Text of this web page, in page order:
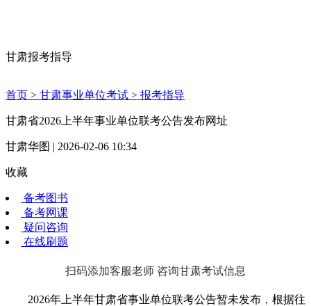
甘肃报考指导
首页 > 甘肃事业单位考试 > 报考指导
甘肃省2026上半年事业单位联考公告发布网址
甘肃华图 | 2026-02-06 10:34
收藏
备考图书
备考网课
疑问咨询
在线刷题
扫码添加客服老师 咨询甘肃考试信息
2026年上半年甘肃省事业单位联考公告暂未发布，根据往